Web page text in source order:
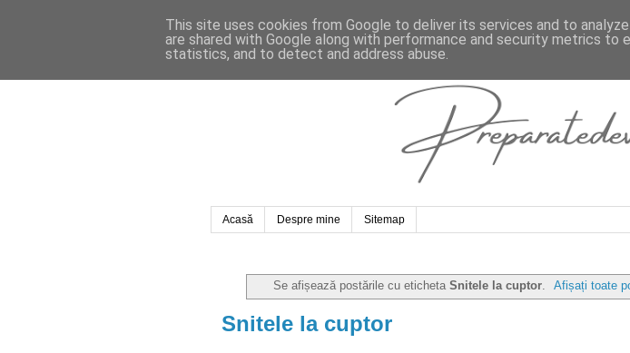
Acasă Despre mine Sitemap
Se afișează postările cu eticheta Snitele la cuptor. Afișați toate
Snitele la cuptor
This site uses cookies from Google to deliver its services and to
are shared with Google along with performance and security metrics to
statistics, and to detect and address abuse.